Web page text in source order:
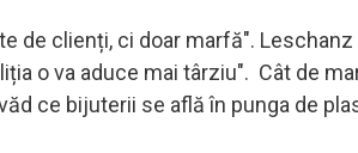
de clienți, ci doar marfă". Leschanz
o va aduce mai târziu". Cât de
ce bijuterii se află în punga de